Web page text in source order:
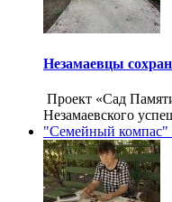
Незамаевцы
Проект «Сад
Незамаевского
"Семейный компас"